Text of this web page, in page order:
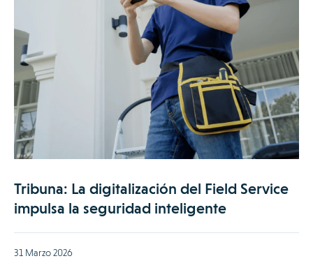
Tribuna: La digitalización del Field Service
impulsa la seguridad inteligente
31 Marzo 2026